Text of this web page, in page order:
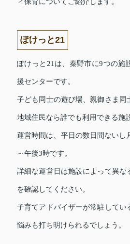
ぽけっと21
ぽけっと21は、秦野市に9つの施
援センターです。
子ども同士の遊び場、親御さま同
地域住民なら誰でも利用できる施
運営時間は、平日の数日間ないし
～午後3時です。
詳細な運営日は施設によって異な
を確認してください。
子育てアドバイザーが常駐してい
悩みも打ち明けられるでしょう。